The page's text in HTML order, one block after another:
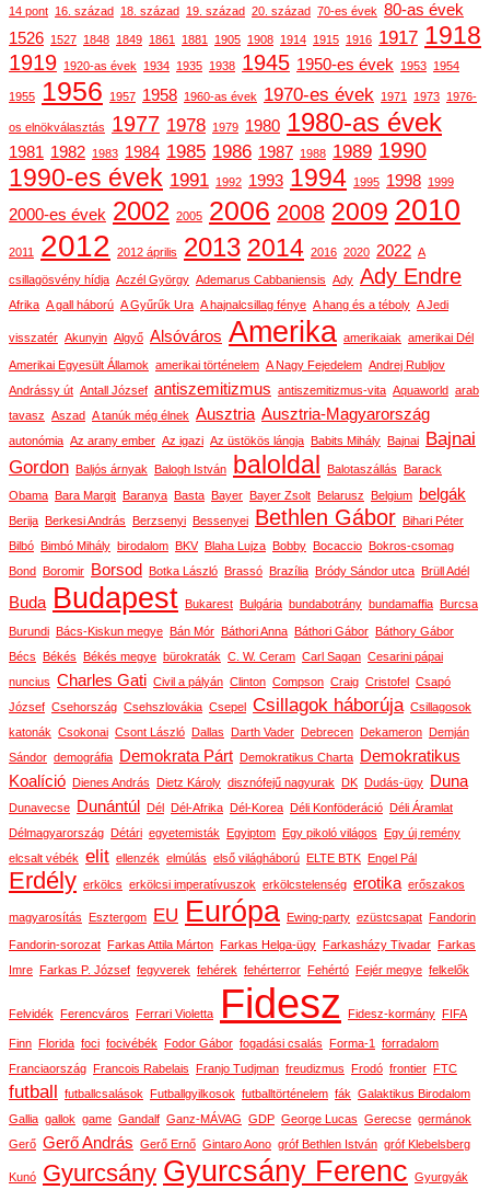
14 pont 16. század 18. század 19. század 20. század 70-es évek 80-as évek
1526 1527 1848 1849 1861 1881 1905 1908 1914 1915 1916 1917 1918
1919 1920-as évek 1934 1935 1938 1945 1950-es évek 1953 1954
1955 1956 1957 1958 1960-as évek 1970-es évek 1971 1973 1976-
os elnökválasztás 1977 1978 1979 1980 1980-as évek
1981 1982 1983 1984 1985 1986 1987 1988 1989 1990
1990-es évek 1991 1992 1993 1994 1995 1998 1999
2000-es évek 2002 2005 2006 2008 2009 2010
2011 2012 2012 április 2013 2014 2016 2020 2022 A
csillagösvény hídja Aczél György Ademarus Cabbaniensis Ady Ady Endre
Afrika A gall háború A Gyűrűk Ura A hajnalcsillag fénye A hang és a téboly A Jedi
visszatér Akunyin Algyő Alsóváros Amerika amerikaiak amerikai Dél
Amerikai Egyesült Államok amerikai történelem A Nagy Fejedelem Andrej Rubljov
Andrássy út Antall József antiszemitizmus antiszemitizmus-vita Aquaworld arab
tavasz Aszad A tanúk még élnek Ausztria Ausztria-Magyarország
autonómia Az arany ember Az igazi Az üstökös lángja Babits Mihály Bajnai Bajnai
Gordon
Baljós árnyak Balogh István baloldal Balotaszállás
Barack
Obama
Bara Margit Baranya Basta Bayer Bayer Zsolt Belarusz Belgium belgák
Berija Berkesi András Berzsenyi Bessenyei Bethlen Gábor
Bihari Péter
Bilbó
Bimbó Mihály birodalom BKV Blaha Lujza Bobby Bocaccio
Bokros-csomag
Bond
Boromir Borsod Botka László Brassó Brazília Bródy Sándor utca Brüll Adél
Buda Budapest Bukarest Bulgária bundabotrány bundamaffia Burcsa
Burundi Bács-Kiskun megye Bán Mór Báthori Anna Báthori Gábor
Báthory Gábor
Bécs
Békés Békés megye bürokraták C. W. Ceram Carl Sagan Cesarini pápai
nuncius Charles Gati Civil a pályán Clinton Compson Craig Cristofel
Csapó
József Csehország Csehszlovákia Csepel Csillagok háborúja Csillagosok
katonák Csokonai Csont László Dallas Darth Vader Debrecen Dekameron
Demján
Sándor demográfia Demokrata Párt Demokratikus Charta
Demokratikus
Koalíció
Dienes András Dietz Károly disznófejű nagyurak DK Dudás-ügy Duna
Dunavecse Dunántúl Dél Dél-Afrika Dél-Korea Déli Konföderáció
Déli Áramlat
Délmagyarország
Détári egyetemisták Egyiptom Egy pikoló világos
Egy új remény
elcsalt vébék elit ellenzék elmúlás első világháború ELTE BTK Engel Pál
Erdély erkölcs erkölcsi imperatívuszok erkölcstelenség erotika erőszakos
magyarosítás Esztergom EU Európa Ewing-party ezüstcsapat Fandorin
Fandorin-sorozat Farkas Attila Márton Farkas Helga-ügy Farkasházy Tivadar
Farkas
Imre
Farkas P. József fegyverek fehérek fehérterror Fehértó Fejér megye felkelők
Felvidék Ferencváros Ferrari Violetta Fidesz Fidesz-kormány FIFA
Finn Florida foci focivébék Fodor Gábor fogadási csalás Forma-1
forradalom
Franciaország
Francois Rabelais Franjo Tudjman freudizmus Frodó frontier FTC
futball futballcsalások Futballgyilkosok futballtörténelem fák Galaktikus Birodalom
Gallia gallok game Gandalf Ganz-MÁVAG GDP George Lucas Gerecse germánok
Gerő Gerő András Gerő Ernő Gintaro Aono gróf Bethlen István gróf Klebelsberg
Kunó Gyurcsány Gyurcsány Ferenc Gyurgyák